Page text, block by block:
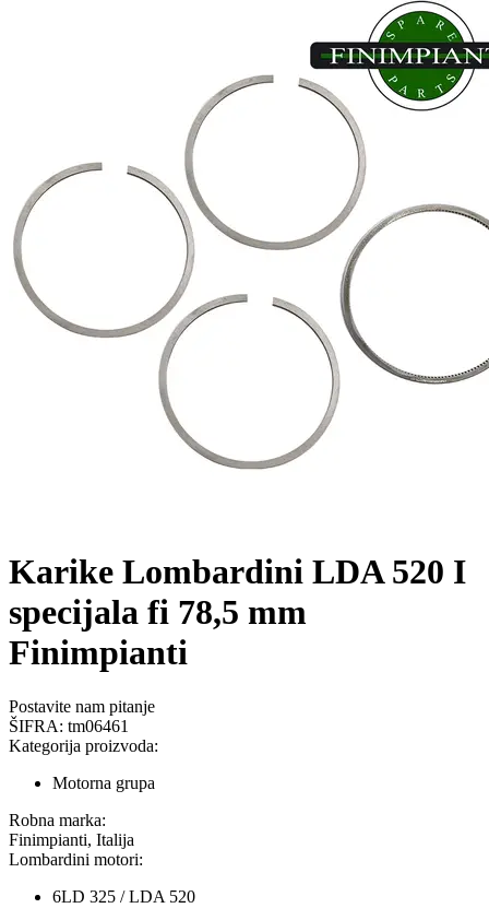
Karike Lombardini LDA 520 I
specijala fi 78,5 mm
Finimpianti
Postavite nam pitanje
ŠIFRA: tm06461
Kategorija proizvoda:
Motorna grupa
Robna marka:
Finimpianti, Italija
Lombardini motori:
6LD 325 / LDA 520